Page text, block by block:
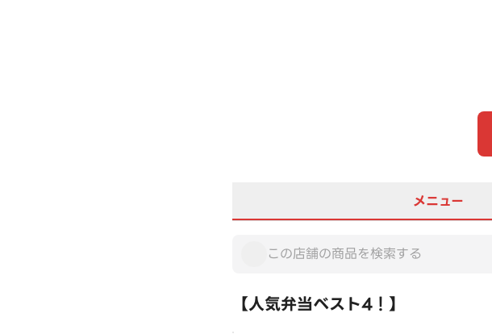
メニュー
【人気弁当ベスト4！】